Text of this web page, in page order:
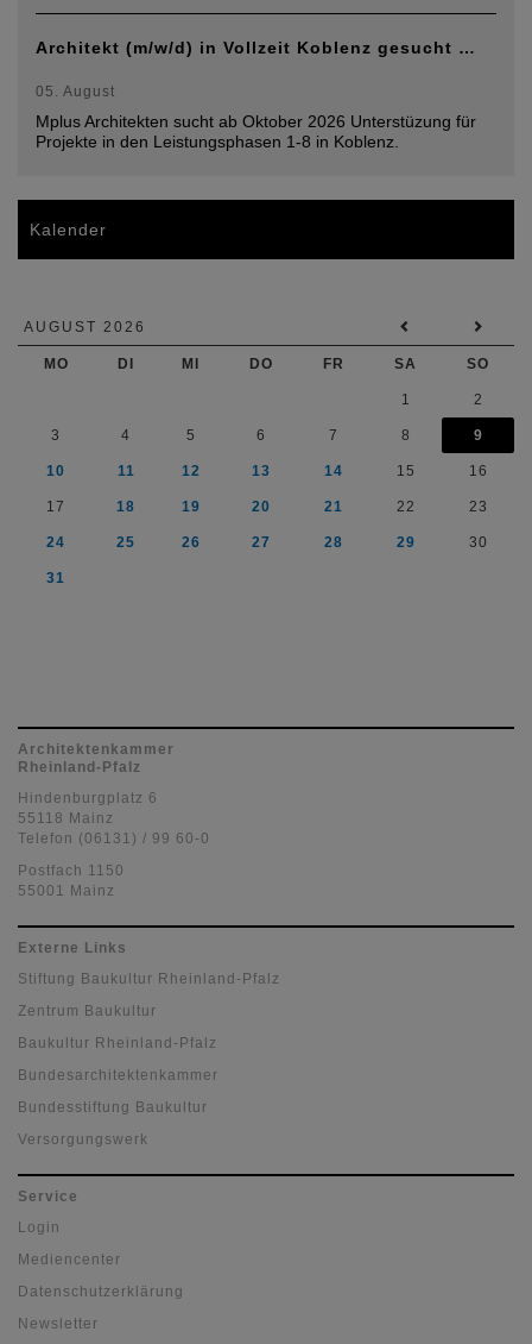
Architekt (m/w/d) in Vollzeit Koblenz gesucht …
05. August
Mplus Architekten sucht ab Oktober 2026 Unterstüzung für
Projekte in den Leistungsphasen 1-8 in Koblenz.
Kalender
AUGUST 2026
MO DI MI DO FR SA SO
1 2
3 4 5 6 7 8 9
10 11 12 13 14 15 16
17 18 19 20 21 22 23
24 25 26 27 28 29 30
31
Architektenkammer
Rheinland-Pfalz
Hindenburgplatz 6
55118 Mainz
Telefon (06131) / 99 60-0
Postfach 1150
55001 Mainz
Externe Links
Stiftung Baukultur Rheinland-Pfalz
Zentrum Baukultur
Baukultur Rheinland-Pfalz
Bundesarchitektenkammer
Bundesstiftung Baukultur
Versorgungswerk
Service
Login
Mediencenter
Datenschutzerklärung
Newsletter